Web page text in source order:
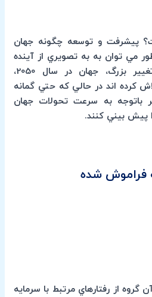
پيشرفت و توسعه چگونه جهان
مي توان به به تصويري از آينده
دست يافت؟ در كتاب تغيير بزرگ، جهان در سال 2050،
كرده اند در حالي كه حتي گمانه
باتوجه به سرعت تحولات جهان
فراموش شده
گروه از رفتارهاي مرتبط با سرمايه